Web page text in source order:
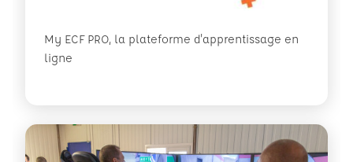
My ECF PRO, la plateforme d'apprentissage en
ligne